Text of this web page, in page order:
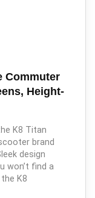
Commuter
Height-
K8 Titan
brand
design
won’t find a
K8.